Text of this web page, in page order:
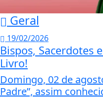
Geral
19/02/2026
Bispos, Sacerdotes
Livro!
Domingo, 02 de
Padre”, assim